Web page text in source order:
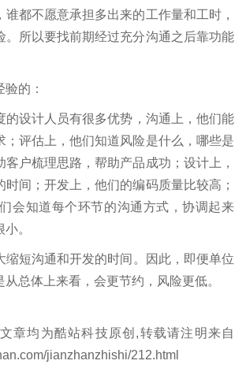
都不愿意承担多出来的工作量和工时，
。所以要找前期经过充分沟通之后靠功能
的：
设计人员有很多优势，沟通上，他们能
；评估上，他们知道风险是什么，哪些是
户梳理思路，帮助产品成功；设计上，
间；开发上，他们的编码质量比较高；
会知道每个环节的沟通方式，协调起来
。
短沟通和开发的时间。因此，即便单位
总体上来看，会更节约，风险更低。
章均为酷站科技原创,转载请注明来自
jianzhanzhishi/212.html